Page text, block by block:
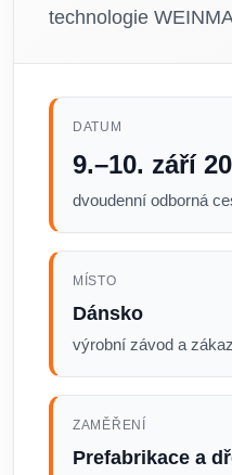
technologie
DATUM
9.–10. září
dvoudenní odborná
MÍSTO
Dánsko
výrobní závod a
ZAMĚŘENÍ
Prefabrikace a